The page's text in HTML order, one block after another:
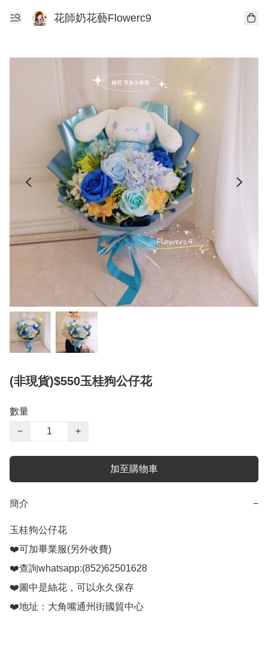
花師奶花藝Flowerc9
(非現貨)$550玉桂狗公仔花
數量
−
+
加至購物車
簡介 −
玉桂狗公仔花
❤️可加畢業服(另外收費)
❤️查詢whatsapp:(852)62501628
❤️圖中是絲花，可以永久保存
❤️地址：大角嘴通州街國貿中心